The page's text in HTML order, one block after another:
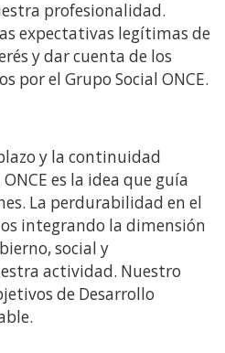
profesionalidad.
expectativas legítimas de
y dar cuenta de los
por el Grupo Social ONCE.
y la continuidad
es la idea que guía
La perdurabilidad en el
integrando la dimensión
social y
actividad. Nuestro
de Desarrollo